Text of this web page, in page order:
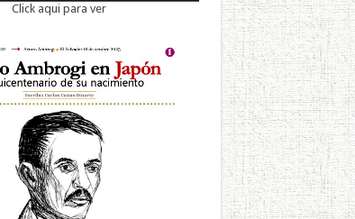
Click aqui para ver